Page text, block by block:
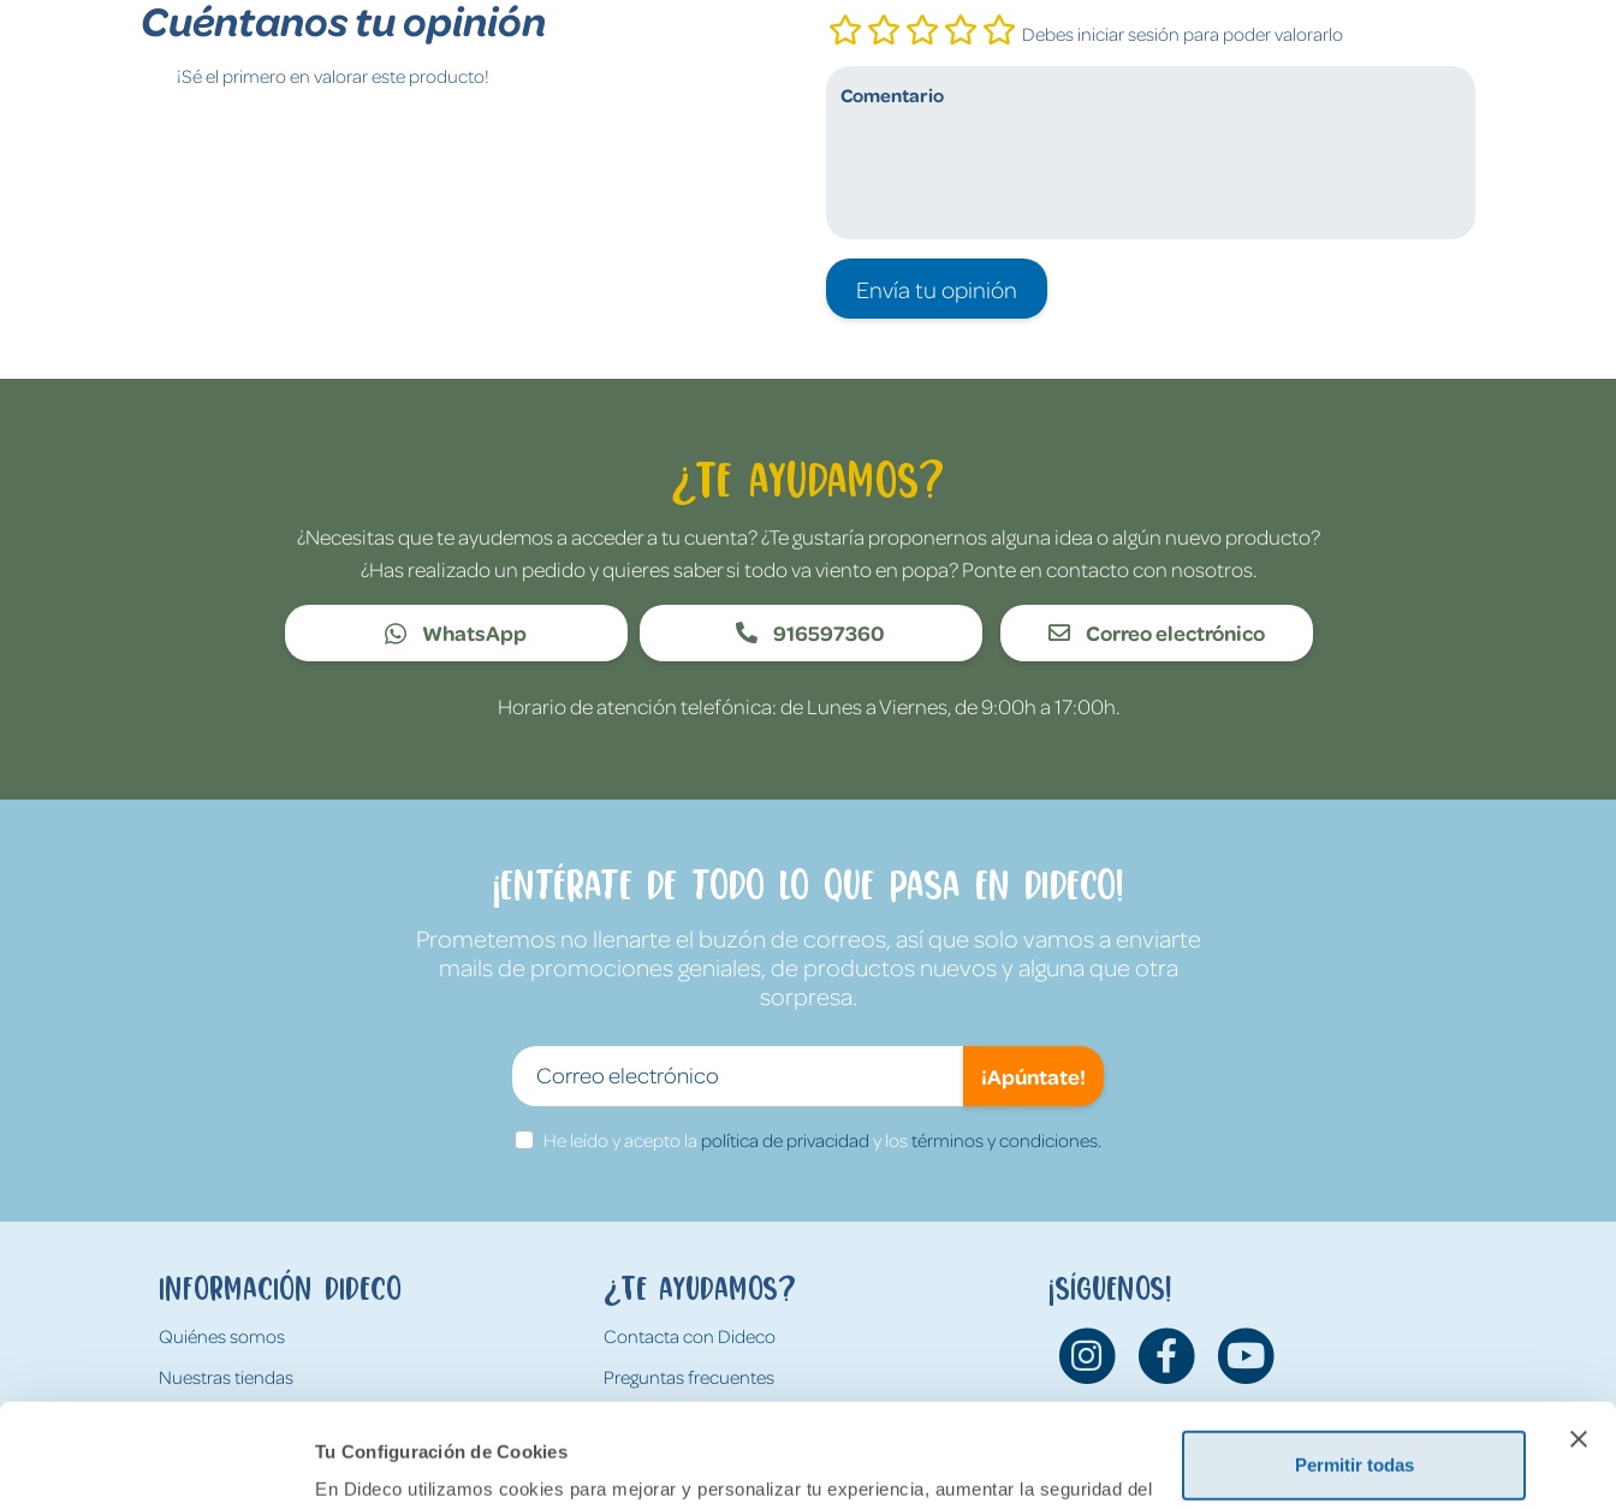
Tu Configuración de Cookies
En Dideco utilizamos cookies para mejorar y personalizar tu experiencia, aumentar la seguridad del
Permitir todas
Cuéntanos tu opinión
¡Sé el primero en valorar este producto!
Debes iniciar sesión para poder valorarlo
Envía tu opinión
¿Te ayudamos?
¿Necesitas que te ayudemos a acceder a tu cuenta? ¿Te gustaría proponernos alguna idea o algún nuevo producto?
¿Has realizado un pedido y quieres saber si todo va viento en popa? Ponte en contacto con nosotros.
WhatsApp 916597360 Correo electrónico
Horario de atención telefónica: de Lunes a Viernes, de 9:00h a 17:00h.
¡Entérate de todo lo que pasa en Dideco!
Prometemos no llenarte el buzón de correos, así que solo vamos a enviarte
mails de promociones geniales, de productos nuevos y alguna que otra
sorpresa.
¡Apúntate!
He leído y acepto la política de privacidad y lostérminos y condiciones.
Información Dideco
Quiénes somos
Nuestras tiendas
Tarjeta Regalo Dideco
¿Te ayudamos?
Contacta con Dideco
Preguntas frecuentes
Devoluciones
¡Síguenos!